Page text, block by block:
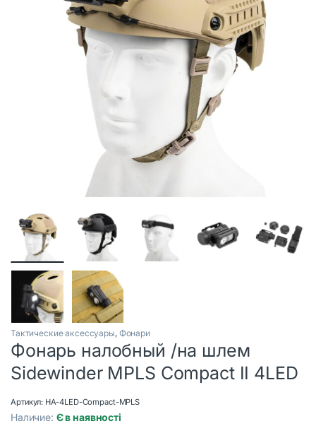
Тактические аксессуары, Фонари
Фонарь налобный /на шлем
Sidewinder MPLS Compact II 4LED
Артикул: HA-4LED-Compact-MPLS
Наличие: Є в наявності